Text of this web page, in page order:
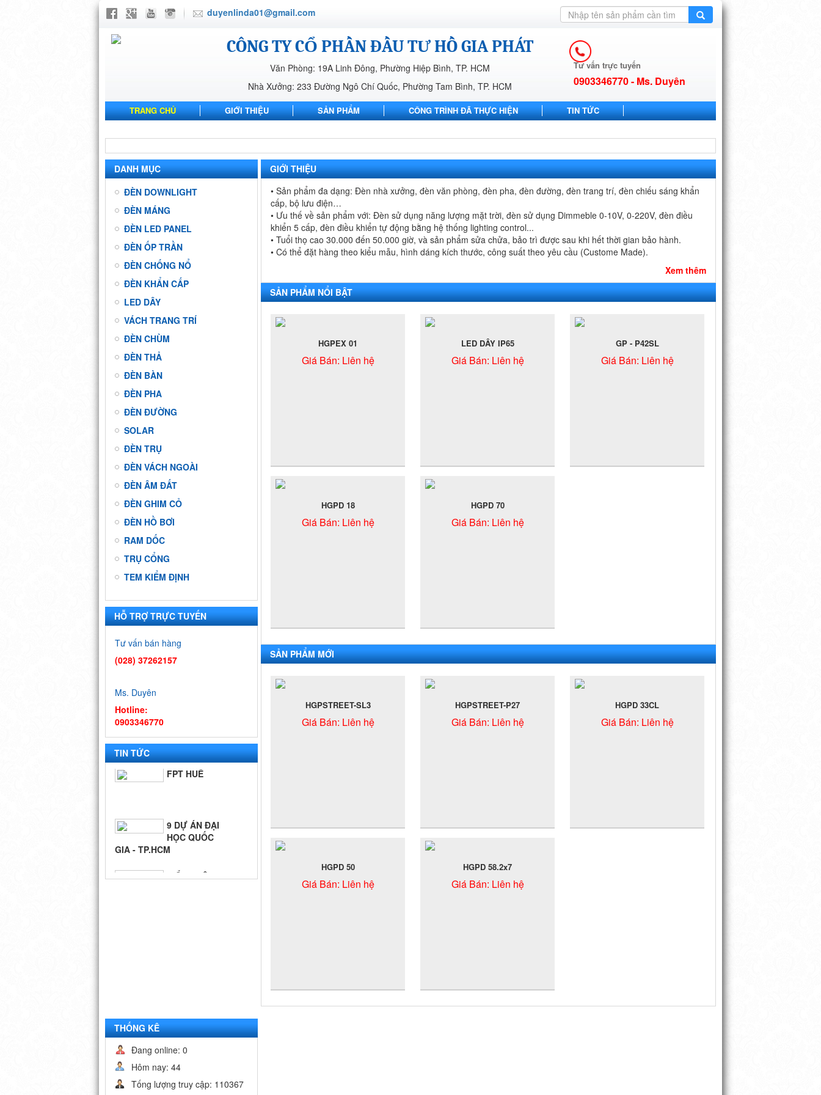
duyenlinda01@gmail.com
CÔNG TY CỔ PHẦN ĐẦU TƯ HỒ GIA PHÁT
Văn Phòng: 19A Linh Đông, Phường Hiệp Bình, TP. HCM
Nhà Xưởng: 233 Đường Ngô Chí Quốc, Phường Tam Bình, TP. HCM
Tư vấn trực tuyến
0903346770 - Ms. Duyên
TRANG CHỦ GIỚI THIỆU SẢN PHẨM CÔNG TRÌNH ĐÃ THỰC HIỆN
TIN TỨC
DANH MỤC
ĐÈN DOWNLIGHT
ĐÈN MÁNG
ĐÈN LED PANEL
ĐÈN ỐP TRẦN
ĐÈN CHỐNG NỔ
ĐÈN KHẨN CẤP
LED DÂY
VÁCH TRANG TRÍ
ĐÈN CHÙM
ĐÈN THẢ
ĐÈN BÀN
ĐÈN PHA
ĐÈN ĐƯỜNG
SOLAR
ĐÈN TRỤ
ĐÈN VÁCH NGOÀI
ĐÈN ÂM ĐẤT
ĐÈN GHIM CỎ
ĐÈN HỒ BƠI
RAM DỐC
TRỤ CỔNG
TEM KIỂM ĐỊNH
HỖ TRỢ TRỰC TUYẾN
Tư vấn bán hàng
(028) 37262157
Ms. Duyên
Hotline:
0903346770
TIN TỨC
9 DỰ ÁN ĐẠI
GIA - TP.HCM
TRĂNG
FPT HUẾ
9 DỰ ÁN ĐẠI
HỌC QUỐC
GIA - TP.HCM
BIỂN QUÊ
THỐNG KÊ
Đang online: 0
Hôm nay: 44
Tống lượng truy cập: 110367
GIỚI THIỆU
• Sản phẩm đa dạng: Đèn nhà xưởng, đèn văn phòng, đèn pha, đèn đường, đèn trang trí, đèn chiếu sáng khẩn
cấp, bộ lưu điện…
• Ưu thế về sản phẩm với: Đèn sử dụng năng lượng mặt trời, đèn sử dụng Dimmeble 0-10V, 0-220V, đèn điều
khiển 5 cấp, đèn điều khiển tự động bằng hệ thống lighting control...
• Tuổi thọ cao 30.000 đến 50.000 giờ, và sản phẩm sửa chửa, bảo trì được sau khi hết thời gian bảo hành.
• Có thể đặt hàng theo kiểu mẫu, hình dáng kích thước, công suất theo yêu cầu (Custome Made).
Xem thêm
SẢN PHẨM NỔI BẬT
HGPEX 01
Giá Bán: Liên hệ
LED DÂY IP65
Giá Bán: Liên hệ
GP - P42SL
Giá Bán: Liên hệ
HGPD 18
Giá Bán: Liên hệ
HGPD 70
Giá Bán: Liên hệ
SẢN PHẨM MỚI
HGPSTREET-SL3
Giá Bán: Liên hệ
HGPSTREET-P27
Giá Bán: Liên hệ
HGPD 33CL
Giá Bán: Liên hệ
HGPD 50
Giá Bán: Liên hệ
HGPD 58.2x7
Giá Bán: Liên hệ